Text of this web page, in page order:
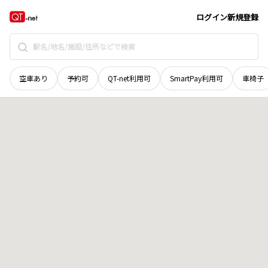
ログイン新規登録
空車あり 予約可 QT-net利用可 SmartPay利用可 車椅子
愛知県